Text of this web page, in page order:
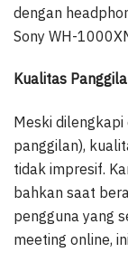
dengan
Sony WH-
Kualitas
Meski
panggilan),
tidak impresif.
bahkan saat
pengguna yang
meeting online,